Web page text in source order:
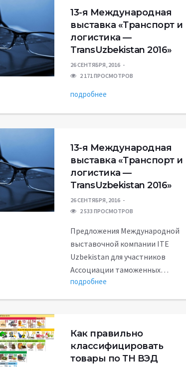
13-я Международная
выставка «Транспорт и
логистика —
TransUzbekistan 2016»
26 СЕНТЯБРЯ, 2016
2 171 ПРОСМОТРОВ
подробнее
13-я Международная
выставка «Транспорт и
логистика —
TransUzbekistan 2016»
26 СЕНТЯБРЯ, 2016
2 533 ПРОСМОТРОВ
Предложения Международной
выставочной компании ITE
Uzbekistan для участников
Ассоциации таможенных…
подробнее
Как правильно
классифицировать
товары по ТН ВЭД